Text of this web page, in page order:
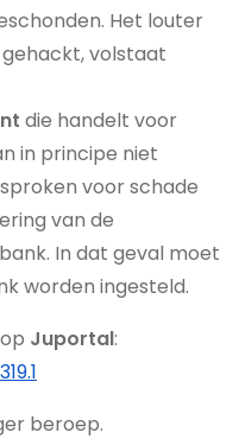
Het louter
volstaat
die handelt voor
in principe niet
voor schade
van de
In dat geval moet
worden ingesteld.
Juportal:
beroep.